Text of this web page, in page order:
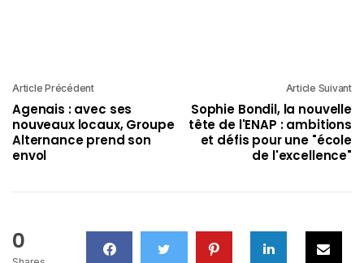
Article Précédent
Agenais : avec ses
nouveaux locaux, Groupe
Alternance prend son
envol
Article Suivant
Sophie Bondil, la nouvelle
tête de l'ENAP : ambitions
et défis pour une "école
de l'excellence"
0